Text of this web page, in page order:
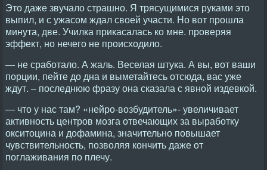
Это даже звучало страшно. Я трясущимися руками это
выпил, и с ужасом ждал своей участи. Но вот прошла
минута, две. Училка прикасалась ко мне. проверяя
эффект, но нечего не происходило.
— не сработало. А жаль. Веселая штука. А вы, вот ваши
порции, пейте до дна и выметайтесь отсюда, вас уже
ждут. – последнюю фразу она сказала с явной издевкой.
— что у нас там? «нейро-возбудитель»- увеличивает
активность центров мозга отвечающих за выработку
окситоцина и дофамина, значительно повышает
чувствительность, позволяя кончить даже от
поглаживания по плечу.